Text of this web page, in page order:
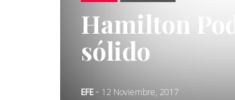
Hamilton
sólido
EFE- 12 Noviembre, 2017